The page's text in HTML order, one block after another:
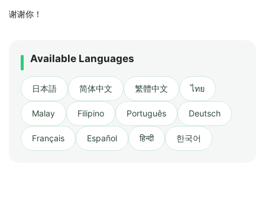
谢谢你！
Available Languages
日本語 简体中文 繁體中文 ไทย
Malay Filipino Português Deutsch
Français Español हिन्दी 한국어